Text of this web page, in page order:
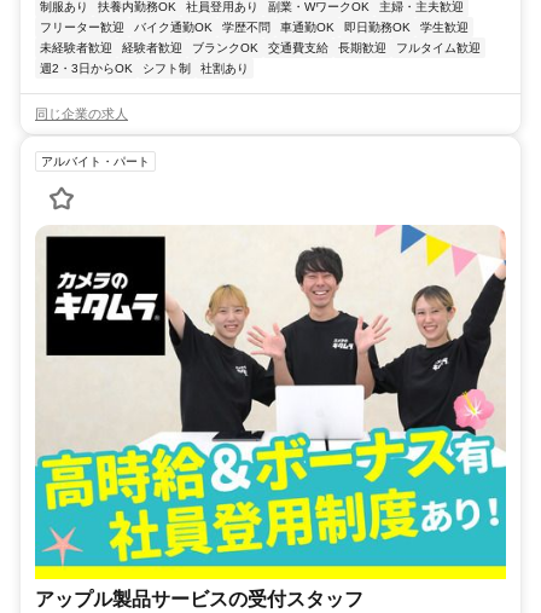
制服あり 扶養内勤務OK 社員登用あり 副業・WワークOK
主婦・主夫歓迎
フリーター歓迎
バイク通勤OK 学歴不問 車通勤OK 即日勤務OK
学生歓迎
未経験者歓迎
経験者歓迎 ブランクOK 交通費支給 長期歓迎
フルタイム歓迎
週2・3日からOK
シフト制 社割あり
同じ企業の求人
アルバイト・パート
アップル製品サービスの受付スタッフ